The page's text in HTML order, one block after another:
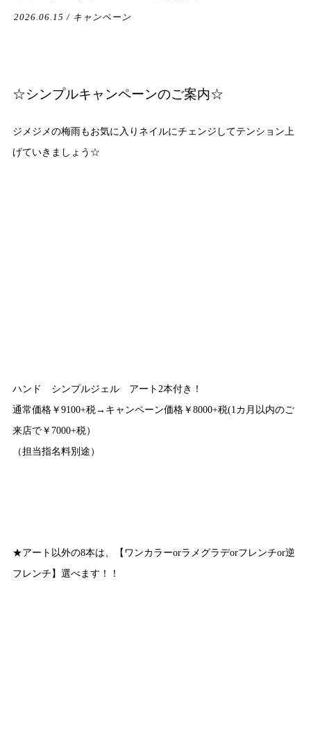
2026.06.15 / キャンペーン
☆シンプルキャンペーンのご案内☆
ジメジメの梅雨もお気に入りネイルにチェンジしてテンション上
げていきましょう☆
ハンド シンプルジェル アート2本付き！
通常価格￥9100+税→キャンペーン価格￥8000+税(1カ月以内のご
来店で￥7000+税）
（担当指名料別途）
★アート以外の8本は、【ワンカラーorラメグラデorフレンチor逆
フレンチ】選べます！！